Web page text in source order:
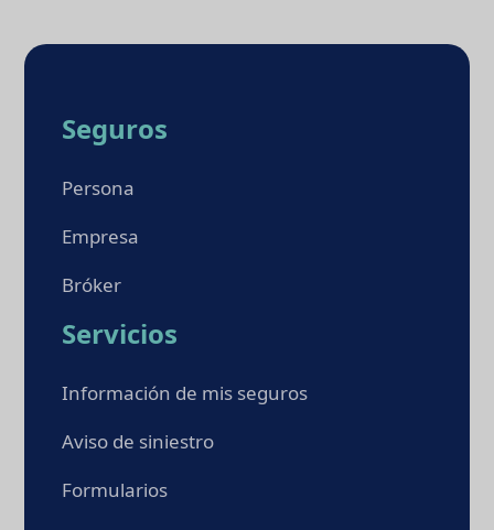
Seguros
Persona
Empresa
Bróker
Servicios
Información de mis seguros
Aviso de siniestro
Formularios